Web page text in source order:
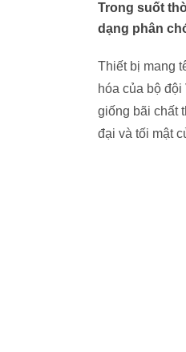
Trong suốt
dạng phân
Thiết bị mang
hóa của bộ
giống bãi chất
đại và tối mật